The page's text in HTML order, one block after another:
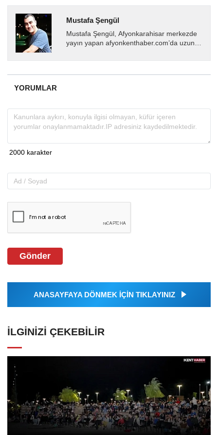
Mustafa Şengül
Mustafa Şengül, Afyonkarahisar merkezde
yayın yapan afyonkenthaber.com’da uzun
almakta, haber akışı...
YORUMLAR
Gönder
ANASAYFAYA DÖNMEK İÇİN TIKLAYINIZ
İLGINIZI ÇEKEBILIR